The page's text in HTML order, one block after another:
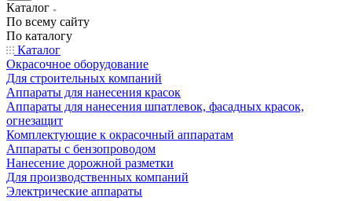
Каталог
По всему сайту
По каталогу
Каталог
Окрасочное оборудование
Для строительных компаний
Аппараты для нанесения красок
Аппараты для нанесения шпатлевок, фасадных красок,
огнезащит
Комплектующие к окрасочный аппаратам
Аппараты с бензопроводом
Нанесение дорожной разметки
Для производственных компаний
Электрические аппараты